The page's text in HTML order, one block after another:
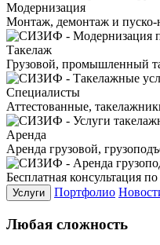
Модернизация
Монтаж, демонтаж и пуско-
Такелаж
Грузовой, промышленный
Специалисты
Аттестованные,
Аренда
Аренда грузовой,
Бесплатная консультация
Услуги Портфолио
Любая сложность